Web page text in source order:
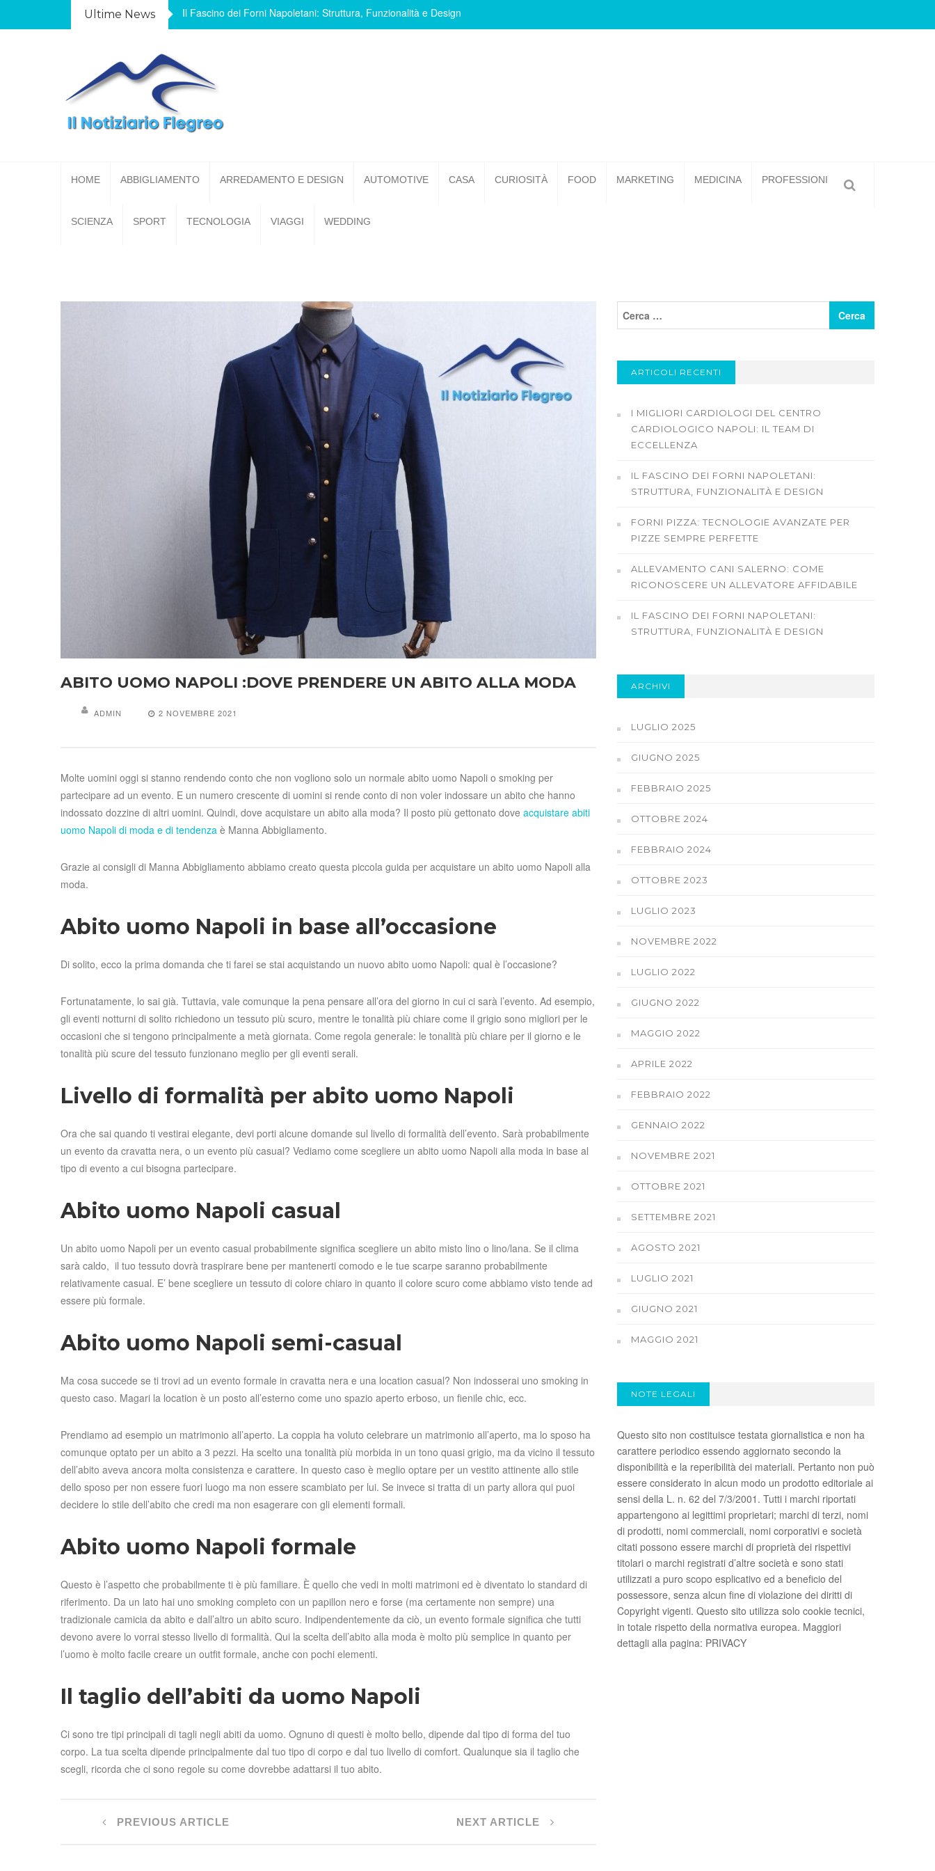
Ultime News Il Fascino dei Forni Napoletani: Struttura, Funzionalità e Design
HOME ABBIGLIAMENTO ARREDAMENTO E DESIGN AUTOMOTIVE CASA CURIOSITÀ FOOD MARKETING MEDICINA PROFESSIONI
SCIENZA SPORT TECNOLOGIA VIAGGI WEDDING
ABITO UOMO NAPOLI :DOVE PRENDERE UN ABITO ALLA MODA
ADMIN 2 NOVEMBRE 2021
Molte uomini oggi si stanno rendendo conto che non vogliono solo un normale abito uomo Napoli o smoking per
partecipare ad un evento. E un numero crescente di uomini si rende conto di non voler indossare un abito che hanno
indossato dozzine di altri uomini. Quindi, dove acquistare un abito alla moda? Il posto più gettonato dove acquistare abiti
uomo Napoli di moda e di tendenza è Manna Abbigliamento.
Grazie ai consigli di Manna Abbigliamento abbiamo creato questa piccola guida per acquistare un abito uomo Napoli alla
moda.
Abito uomo Napoli in base all’occasione
Di solito, ecco la prima domanda che ti farei se stai acquistando un nuovo abito uomo Napoli: qual è l’occasione?
Fortunatamente, lo sai già. Tuttavia, vale comunque la pena pensare all’ora del giorno in cui ci sarà l’evento. Ad esempio,
gli eventi notturni di solito richiedono un tessuto più scuro, mentre le tonalità più chiare come il grigio sono migliori per le
occasioni che si tengono principalmente a metà giornata. Come regola generale: le tonalità più chiare per il giorno e le
tonalità più scure del tessuto funzionano meglio per gli eventi serali.
Livello di formalità per abito uomo Napoli
Ora che sai quando ti vestirai elegante, devi porti alcune domande sul livello di formalità dell’evento. Sarà probabilmente
un evento da cravatta nera, o un evento più casual? Vediamo come scegliere un abito uomo Napoli alla moda in base al
tipo di evento a cui bisogna partecipare.
Abito uomo Napoli casual
Un abito uomo Napoli per un evento casual probabilmente significa scegliere un abito misto lino o lino/lana. Se il clima
sarà caldo, il tuo tessuto dovrà traspirare bene per mantenerti comodo e le tue scarpe saranno probabilmente
relativamente casual. E’ bene scegliere un tessuto di colore chiaro in quanto il colore scuro come abbiamo visto tende ad
essere più formale.
Abito uomo Napoli semi-casual
Ma cosa succede se ti trovi ad un evento formale in cravatta nera e una location casual? Non indosserai uno smoking in
questo caso. Magari la location è un posto all’esterno come uno spazio aperto erboso, un fienile chic, ecc.
Prendiamo ad esempio un matrimonio all’aperto. La coppia ha voluto celebrare un matrimonio all’aperto, ma lo sposo ha
comunque optato per un abito a 3 pezzi. Ha scelto una tonalità più morbida in un tono quasi grigio, ma da vicino il tessuto
dell’abito aveva ancora molta consistenza e carattere. In questo caso è meglio optare per un vestito attinente allo stile
dello sposo per non essere fuori luogo ma non essere scambiato per lui. Se invece si tratta di un party allora qui puoi
decidere lo stile dell’abito che credi ma non esagerare con gli elementi formali.
Abito uomo Napoli formale
Questo è l’aspetto che probabilmente ti è più familiare. È quello che vedi in molti matrimoni ed è diventato lo standard di
riferimento. Da un lato hai uno smoking completo con un papillon nero e forse (ma certamente non sempre) una
tradizionale camicia da abito e dall’altro un abito scuro. Indipendentemente da ciò, un evento formale significa che tutti
devono avere lo vorrai stesso livello di formalità. Qui la scelta dell’abito alla moda è molto più semplice in quanto per
l’uomo è molto facile creare un outfit formale, anche con pochi elementi.
Il taglio dell’abiti da uomo Napoli
Ci sono tre tipi principali di tagli negli abiti da uomo. Ognuno di questi è molto bello, dipende dal tipo di forma del tuo
corpo. La tua scelta dipende principalmente dal tuo tipo di corpo e dal tuo livello di comfort. Qualunque sia il taglio che
scegli, ricorda che ci sono regole su come dovrebbe adattarsi il tuo abito.
PREVIOUS ARTICLE NEXT ARTICLE
ARTICOLI RECENTI
I MIGLIORI CARDIOLOGI DEL CENTRO
CARDIOLOGICO NAPOLI: IL TEAM DI
ECCELLENZA
IL FASCINO DEI FORNI NAPOLETANI:
STRUTTURA, FUNZIONALITÀ E DESIGN
FORNI PIZZA: TECNOLOGIE AVANZATE PER
PIZZE SEMPRE PERFETTE
ALLEVAMENTO CANI SALERNO: COME
RICONOSCERE UN ALLEVATORE AFFIDABILE
IL FASCINO DEI FORNI NAPOLETANI:
STRUTTURA, FUNZIONALITÀ E DESIGN
ARCHIVI
LUGLIO 2025
GIUGNO 2025
FEBBRAIO 2025
OTTOBRE 2024
FEBBRAIO 2024
OTTOBRE 2023
LUGLIO 2023
NOVEMBRE 2022
LUGLIO 2022
GIUGNO 2022
MAGGIO 2022
APRILE 2022
FEBBRAIO 2022
GENNAIO 2022
NOVEMBRE 2021
OTTOBRE 2021
SETTEMBRE 2021
AGOSTO 2021
LUGLIO 2021
GIUGNO 2021
MAGGIO 2021
NOTE LEGALI
Questo sito non costituisce testata giornalistica e non ha
carattere periodico essendo aggiornato secondo la
disponibilità e la reperibilità dei materiali. Pertanto non può
essere considerato in alcun modo un prodotto editoriale ai
sensi della L. n. 62 del 7/3/2001. Tutti i marchi riportati
appartengono ai legittimi proprietari; marchi di terzi, nomi
di prodotti, nomi commerciali, nomi corporativi e società
citati possono essere marchi di proprietà dei rispettivi
titolari o marchi registrati d’altre società e sono stati
utilizzati a puro scopo esplicativo ed a beneficio del
possessore, senza alcun fine di violazione dei diritti di
Copyright vigenti. Questo sito utilizza solo cookie tecnici,
in totale rispetto della normativa europea. Maggiori
dettagli alla pagina: PRIVACY